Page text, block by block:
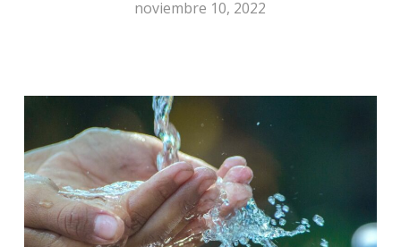
noviembre 10, 2022